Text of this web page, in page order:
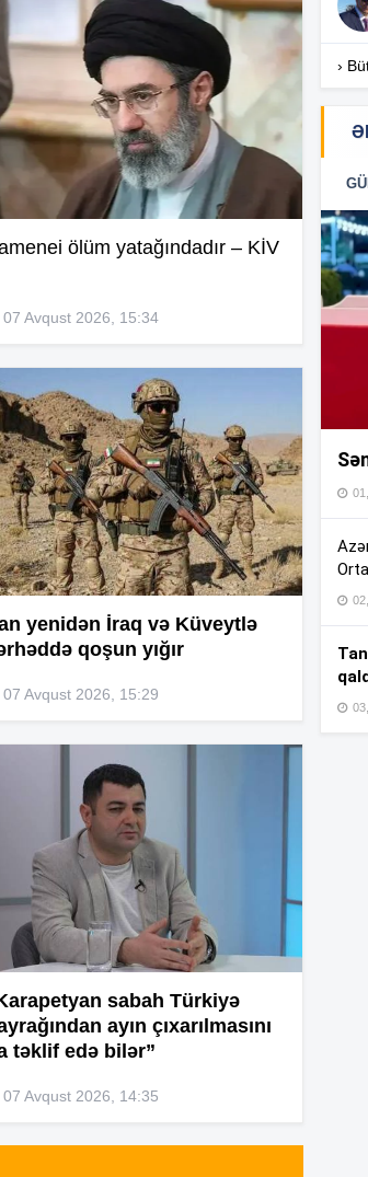
ölüm yatağındadır – KİV
07 Avqust 2026, 15:34
yenidən İraq və Küveytlə
qoşun yığır
07 Avqust 2026, 15:29
sabah Türkiyə
ayın çıxarılmasını
təklif edə bilər”
07 Avqust 2026, 14:35
›